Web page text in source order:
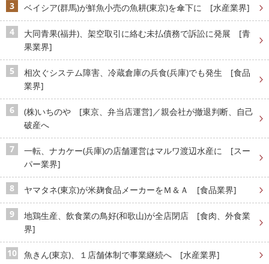
ベイシア(群馬)が鮮魚小売の魚耕(東京)を傘下に [水産業界]
大同青果(福井)、架空取引に絡む未払債務で訴訟に発展 [青
果業界]
相次ぐシステム障害、冷蔵倉庫の兵食(兵庫)でも発生 [食品
業界]
(株)いちのや [東京、弁当店運営]／親会社が撤退判断、自己
破産へ
一転、ナカケー(兵庫)の店舗運営はマルワ渡辺水産に [スー
パー業界]
ヤマタネ(東京)が米麹食品メーカーをＭ＆Ａ [食品業界]
地鶏生産、飲食業の鳥好(和歌山)が全店閉店 [食肉、外食業
界]
魚きん(東京)、１店舗体制で事業継続へ [水産業界]